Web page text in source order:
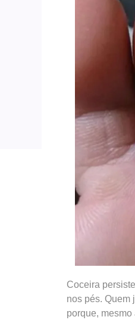
Coceira
nos pés. Quem
porque,